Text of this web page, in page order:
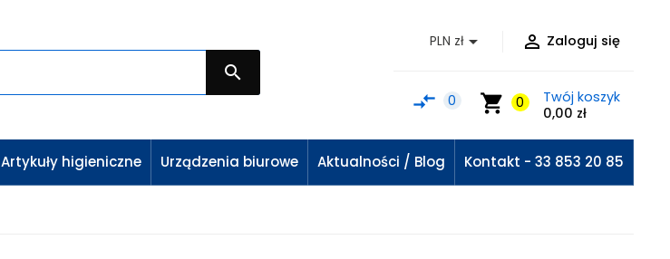

 Zaloguj się
PLN zł
shopping_cart 0
Twój koszyk
0,00 zł
compare_arrows 0
Artykuły higieniczne Urządzenia biurowe Aktualności / Blog Kontakt - 33 853 20 85